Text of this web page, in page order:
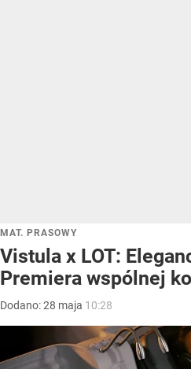
MAT. PRASOWY
Vistula x LOT:
Premiera wspólnej
Dodano:28 maja 10:28